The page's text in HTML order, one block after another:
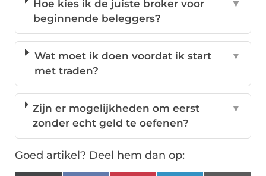
Hoe kies ik de juiste broker voor
beginnende beleggers?
▼
Wat moet ik doen voordat ik start
met traden?
▼
Zijn er mogelijkheden om eerst
zonder echt geld te oefenen?
▼
Goed artikel? Deel hem dan op: